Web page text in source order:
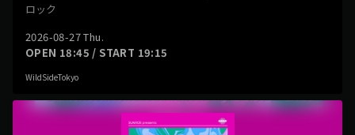
ロック
2026-08-27 Thu.
OPEN 18:45 / START 19:15
WildSideTokyo